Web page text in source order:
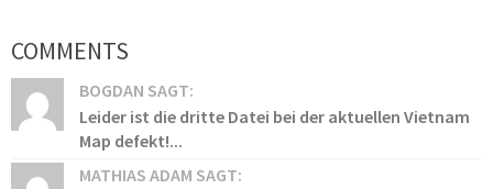
COMMENTS
BOGDAN SAGT:
Leider ist die dritte Datei bei der aktuellen Vietnam
Map defekt!...
MATHIAS ADAM SAGT: